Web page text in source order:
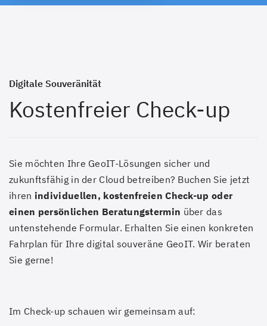
Digitale Souveränität
Kostenfreier Check-up
Sie möchten Ihre GeoIT-Lösungen sicher und
zukunftsfähig in der Cloud betreiben? Buchen Sie jetzt
ihren individuellen, kostenfreien Check-up oder
einen persönlichen Beratungstermin über das
untenstehende Formular. Erhalten Sie einen konkreten
Fahrplan für Ihre digital souveräne GeoIT. Wir beraten
Sie gerne!
Im Check-up schauen wir gemeinsam auf: